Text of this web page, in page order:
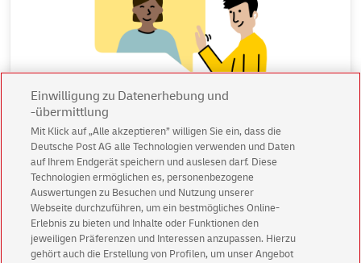
Andere Anfragen
Keines der anderen Themen spricht Sie direkt an?
Dann können Sie hier Hilfe erwarten.
Einwilligung zu Datenerhebung und
-übermittlung
Mit Klick auf „Alle akzeptieren” willigen Sie ein, dass die
Deutsche Post AG alle Technologien verwenden und Daten
auf Ihrem Endgerät speichern und auslesen darf. Diese
Technologien ermöglichen es, personenbezogene
Auswertungen zu Besuchen und Nutzung unserer
Webseite durchzuführen, um ein bestmögliches Online-
Erlebnis zu bieten und Inhalte oder Funktionen den
jeweiligen Präferenzen und Interessen anzupassen. Hierzu
gehört auch die Erstellung von Profilen, um unser Angebot